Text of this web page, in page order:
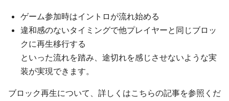
ゲーム参加時はイントロが流れ始める
違和感のないタイミングで他プレイヤーと同じブロッ
クに再生移行する
といった流れを踏み、途切れを感じさせないような実
装が実現できます。
ブロック再生について、詳しくはこちらの記事を参照くだ